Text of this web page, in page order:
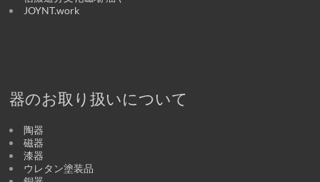
JOYNT.work
器のお取り扱いについて
陶器
磁器
漆器
ウレタン塗装品